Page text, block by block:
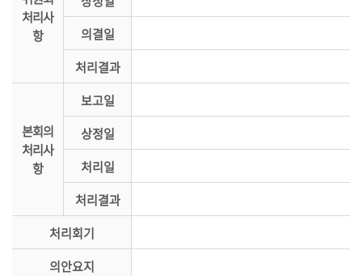
회
동
보
처리사
항
의결일
처리결과
본회의
처리사
항
보고일
상정일
처리일
처리결과
처리회기
의안요지